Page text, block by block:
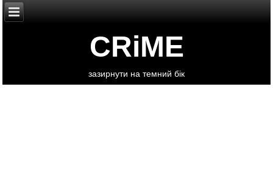
CRiME
зазирнути на темний бік